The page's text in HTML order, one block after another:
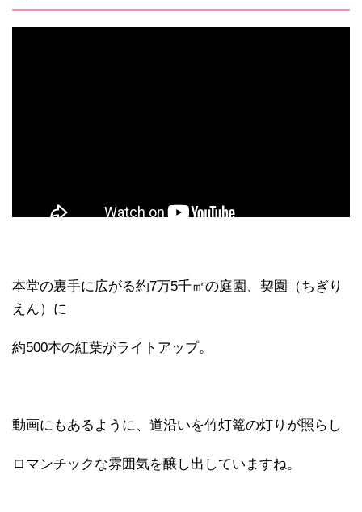
本堂の裏手に広がる約7万5千㎡の庭園、契園（ちぎり
えん）に
約500本の紅葉がライトアップ。
動画にもあるように、道沿いを竹灯篭の灯りが照らし
ロマンチックな雰囲気を醸し出していますね。